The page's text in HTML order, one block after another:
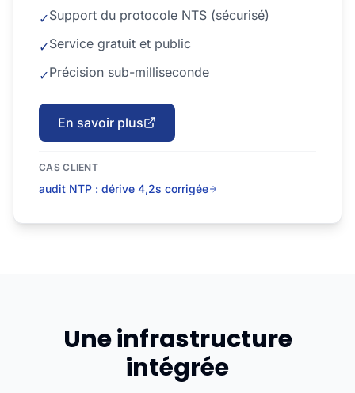
✓Support du protocole NTS (sécurisé)
✓Service gratuit et public
✓Précision sub-milliseconde
En savoir plus
CAS CLIENT
audit NTP : dérive 4,2s corrigée
Une infrastructure
intégrée